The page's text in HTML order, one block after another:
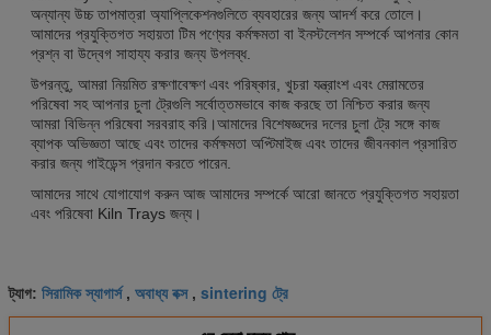
অন্যান্য উচ্চ তাপমাত্রা অ্যাপ্লিকেশনগুলিতে ব্যবহারের জন্য আদর্শ করে তোলে।
আমাদের প্রযুক্তিগত সহায়তা টিম পণ্যের কর্মক্ষমতা বা ইনস্টলেশন সম্পর্কে আপনার কোন
প্রশ্ন বা উদ্বেগ সাহায্য করার জন্য উপলব্ধ.
উপরন্তু, আমরা নিয়মিত রক্ষণাবেক্ষণ এবং পরিষ্কার, খুচরা যন্ত্রাংশ এবং মেরামতের
পরিষেবা সহ আপনার চুলা ট্রেগুলি সর্বোত্তমভাবে কাজ করছে তা নিশ্চিত করার জন্য
আমরা বিভিন্ন পরিষেবা সরবরাহ করি।আমাদের বিশেষজ্ঞদের দলের চুলা ট্রে সঙ্গে কাজ
ব্যাপক অভিজ্ঞতা আছে এবং তাদের কর্মক্ষমতা অপ্টিমাইজ এবং তাদের জীবনকাল প্রসারিত
করার জন্য গাইডেন্স প্রদান করতে পারেন.
আমাদের সাথে যোগাযোগ করুন আজ আমাদের সম্পর্কে আরো জানতে প্রযুক্তিগত সহায়তা
এবং পরিষেবা Kiln Trays জন্য।
ট্যাগ: সিরামিক স্যাগার্স, অবাধ্য বক্স, sintering ট্রে